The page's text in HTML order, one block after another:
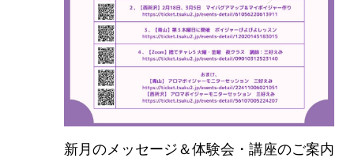
新月のメッセージ＆体験会・講座のご案内